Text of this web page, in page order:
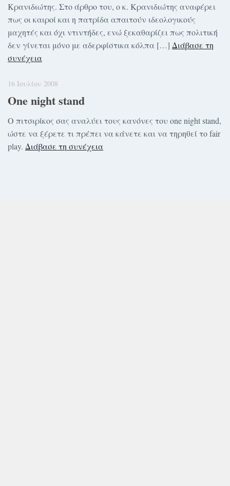
Κρανιδιώτης. Στο άρθρο του, ο κ. Κρανιδιώτης αναφέρει
πως οι καιροί και η πατρίδα απαιτούν ιδεολογικούς
μαχητές και όχι ντιντήδες, ενώ ξεκαθαρίζει πως πολιτική
δεν γίνεται μόνο με αδερφίστικα κόλπα […] Διάβασε τη
συνέχεια
16 Ιουλίου 2008
One night stand
Ο πιτσιρίκος σας αναλύει τους κανόνες του one night stand,
ώστε να ξέρετε τι πρέπει να κάνετε και να τηρηθεί το fair
play. Διάβασε τη συνέχεια